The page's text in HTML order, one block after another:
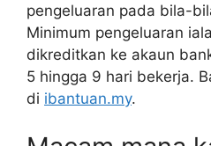
pengeluaran pada bila-
Minimum pengeluaran
dikreditkan ke akaun
5 hingga 9 hari bekerja.
di ibantuan.my.